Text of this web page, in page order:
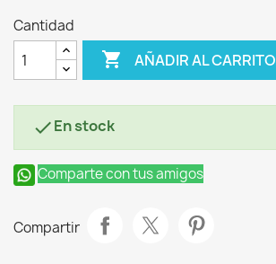
Cantidad
 AÑADIR AL CARRITO
En stock
Comparte con tus amigos
Compartir